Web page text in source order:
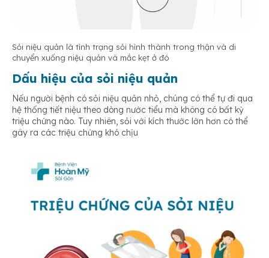
Sỏi niệu quản là tình trạng sỏi hình thành trong thận và di
chuyển xuống niệu quản và mắc kẹt ở đó
Dấu hiệu của sỏi niệu quản
Nếu người bệnh có sỏi niệu quản nhỏ, chúng có thể tự đi qua
hệ thống tiết niệu theo dòng nước tiểu mà không có bất kỳ
triệu chứng nào. Tuy nhiên, sỏi với kích thước lớn hơn có thể
gây ra các triệu chứng khó chịu